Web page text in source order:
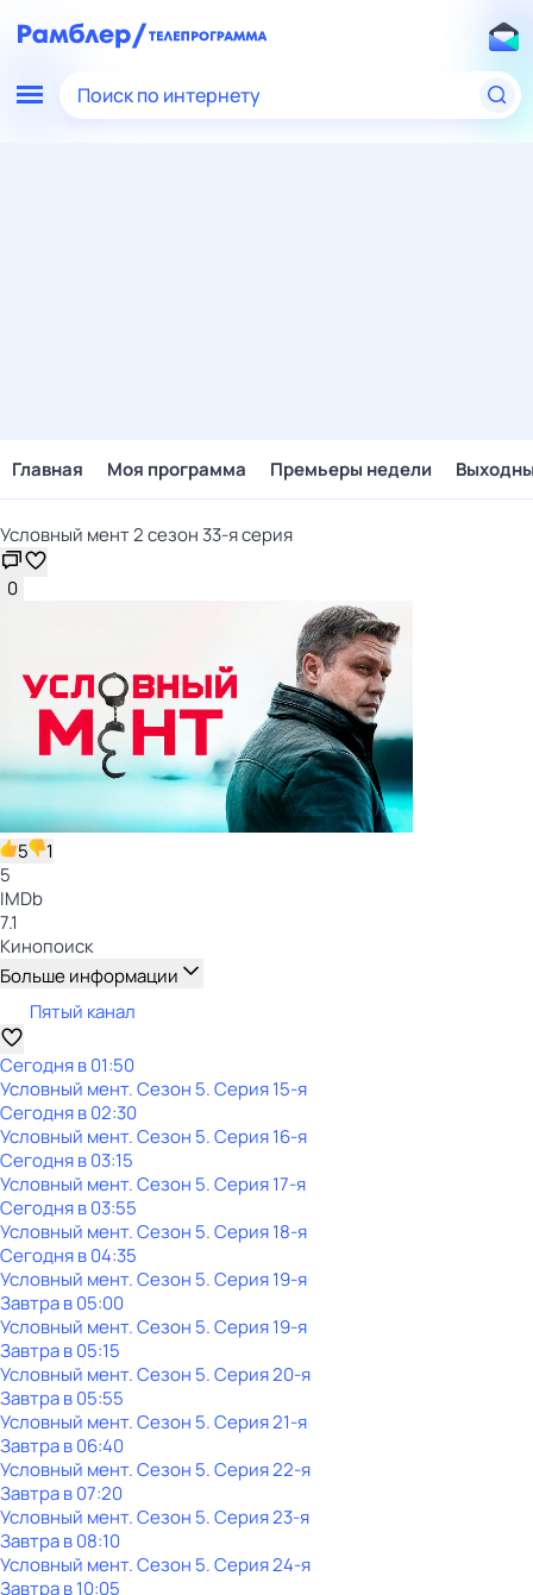
Поиск по интернету
Главная Моя программа Премьеры недели
Условный мент 2 сезон 33-я серия
0
5
1
5
IMDb
7.1
Кинопоиск
Больше информации
Пятый канал
Сегодня в 01:50
Условный мент. Сезон 5. Серия 15-я
Сегодня в 02:30
Условный мент. Сезон 5. Серия 16-я
Сегодня в 03:15
Условный мент. Сезон 5. Серия 17-я
Сегодня в 03:55
Условный мент. Сезон 5. Серия 18-я
Сегодня в 04:35
Условный мент. Сезон 5. Серия 19-я
Завтра в 05:00
Условный мент. Сезон 5. Серия 19-я
Завтра в 05:15
Условный мент. Сезон 5. Серия 20-я
Завтра в 05:55
Условный мент. Сезон 5. Серия 21-я
Завтра в 06:40
Условный мент. Сезон 5. Серия 22-я
Завтра в 07:20
Условный мент. Сезон 5. Серия 23-я
Завтра в 08:10
Условный мент. Сезон 5. Серия 24-я
Завтра в 10:05